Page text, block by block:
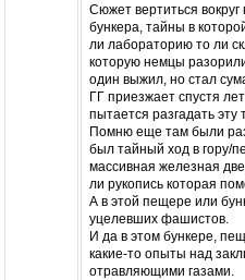
Сюжет вертиться
бункера, тайны в
ли лабораторию то ли
которую немцы
один выжил, но стал
ГГ приезжает спустя
пытается разгадать эту
Помню еще там были
был тайный ход в гору/
массивная железная
ли рукопись которая
А в этой пещере или
уцелевших фашистов.
И да в этом бункере,
какие-то опыты над
отравляющими газами.